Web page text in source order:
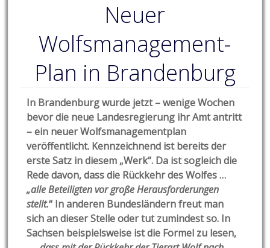
Neuer
Wolfsmanagement-
Plan in Brandenburg
In Brandenburg wurde jetzt – wenige Wochen
bevor die neue Landesregierung ihr Amt antritt
– ein neuer Wolfsmanagementplan
veröffentlicht. Kennzeichnend ist bereits der
erste Satz in diesem „Werk“. Da ist sogleich die
Rede davon, dass die Rückkehr des Wolfes …
„alle Beteiligten vor große Herausforderungen
stellt.“ In anderen Bundesländern freut man
sich an dieser Stelle oder tut zumindest so. In
Sachsen beispielsweise ist die Formel zu lesen,